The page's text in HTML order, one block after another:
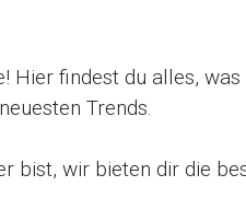
Hier findest du alles,
Trends.
bist, wir bieten dir die